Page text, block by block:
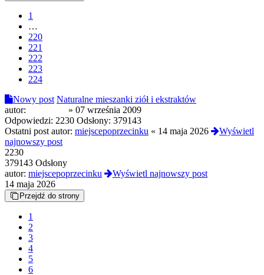
1
…
220
221
222
223
224
Nowy post Naturalne mieszanki ziół i ekstraktów
autor:
» 07 września 2009
Odpowiedzi: 2230 Odsłony: 379143
Ostatni post autor: miejscepoprzecinku « 14 maja 2026
Wyświetl
najnowszy post
2230
379143 Odsłony
autor: miejscepoprzecinku
Wyświetl najnowszy post
14 maja 2026
Przejdź do strony
1
2
3
4
5
6